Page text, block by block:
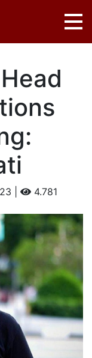
| 4.781